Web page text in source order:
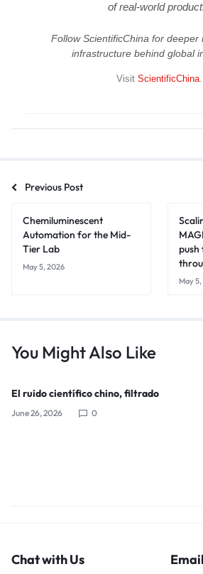
of real-world
Follow ScientificChina for deeper
infrastructure behind global
Visit ScientificChina.
Previous Post
Chemiluminescent
Automation for the Mid-
Tier Lab
May 5, 2026
push
May
You Might Also Like
El ruido científico chino, filtrado
June 26, 2026 0
Chat with Us Email